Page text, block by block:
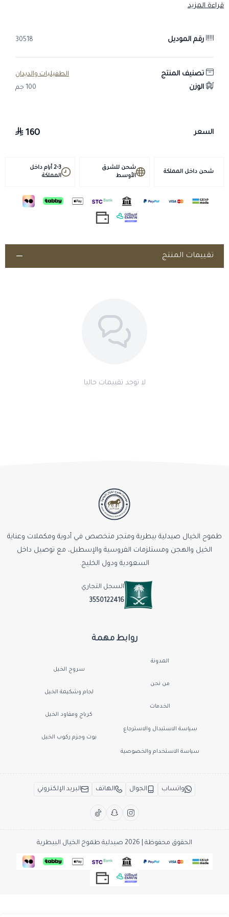
يستخدم في علاج الإصابة بالأنابلازما في الماشية.
جرعة وطريقة الاستخدام
يستخدم كحقن عضل، وتحت الجلد.
الجرعة في الخيول : 2 مل لكل 100 كجم
التحذيرات
يحفظ في درجة حرارة أقل من 25 درجة مئوية.
يعد آمنا للاستخدام بالجرعة الموصى بها.
قد تحدث آثار جانبية ذات طبيعة كولينية في بعض الأحيان، وهي عابرة ولا
إذا كانت مفرطة، يمكن تخفيفها عن طريق العلاج بالأتروبين
قراءة المزيد
رقم الموديل 30518
تصنيف المنتج الطفيليات والديدان
الوزن 100 جم
السعر 160
شحن داخل المملكة
شحن للشرق
الأوسط
2-3 أيام داخل
المملكة
تقييمات المنتج
لا توجد تقييمات حاليا
روابط مهمة
المدونة
من نحن
الخدمات
سياسة الاستبدال والاسترجاع
سياسة الاستخدام والخصوصية
سروج الخيل
لجام وشكيمة الخيل
كرباج ومقاود الخيل
بوت وجزم ركوب الخيل
طموح الخيال صيدلية بيطرية ومتجر متخصص في أدوية ومكملات وعناية
الخيل والهجن ومستلزمات الفروسية والإسطبل، مع توصيل داخل
السعودية ودول الخليج.
السجل التجاري
3550122416
واتساب الجوال الهاتف البريد الإلكتروني
الحقوق محفوظة | 2026 صيدلية طموح الخيال البيطرية